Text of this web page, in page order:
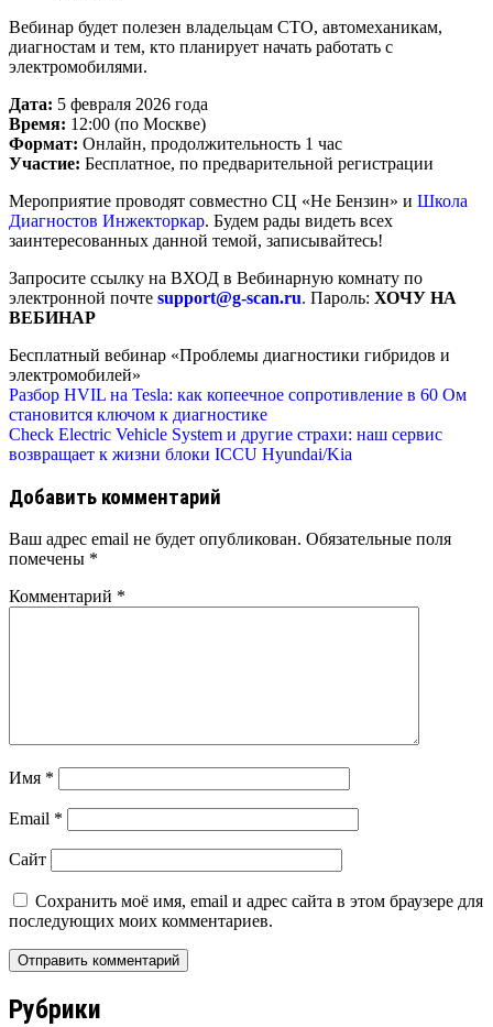
Вебинар будет полезен владельцам СТО, автомеханикам,
диагностам и тем, кто планирует начать работать с
электромобилями.
Дата: 5 февраля 2026 года
Время: 12:00 (по Москве)
Формат: Онлайн, продолжительность 1 час
Участие: Бесплатное, по предварительной регистрации
Мероприятие проводят совместно СЦ «Не Бензин» и Школа
Диагностов Инжекторкар. Будем рады видеть всех
заинтересованных данной темой, записывайтесь!
Запросите ссылку на ВХОД в Вебинарную комнату по
электронной почте support@g-scan.ru. Пароль: ХОЧУ НА
ВЕБИНАР
Бесплатный вебинар «Проблемы диагностики гибридов и
электромобилей»
Навигация
по
записям
Разбор HVIL на Tesla: как копеечное сопротивление в 60 Ом
становится ключом к диагностике
Check Electric Vehicle System и другие страхи: наш сервис
возвращает к жизни блоки ICCU Hyundai/Kia
Добавить комментарий
Ваш адрес email не будет опубликован. Обязательные поля
помечены *
Комментарий *
Имя *
Email *
Сайт
Сохранить моё имя, email и адрес сайта в этом браузере для
последующих моих комментариев.
Рубрики